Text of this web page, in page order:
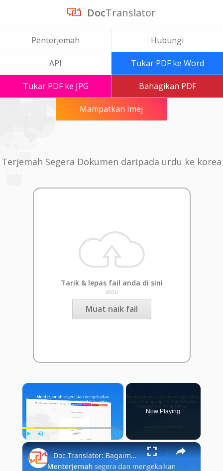
DocTranslator
Penterjemah Hubungi
API Tukar PDF ke Word
Tukar PDF ke JPG Bahagikan PDF
Mampatkan Imej
Terjemah Segera Dokumen daripada urdu ke korea
Tarik & lepas fail anda di sini
atau
Muat naik fail
×
Play Unmute Fullscreen
Now Playing
×
Doc Translator: Bagaimana saya menggunakan penterjemah dokumen?